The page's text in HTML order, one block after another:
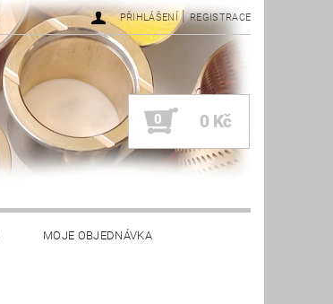
PŘIHLÁŠENÍ | REGISTRACE
0 0 Kč
MOJE OBJEDNÁVKA